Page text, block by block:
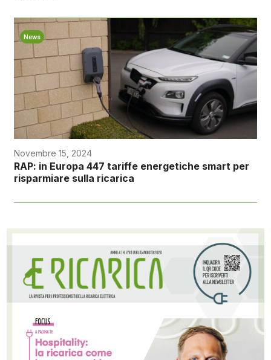
News
Novembre 15, 2024
RAP: in Europa 447 tariffe energetiche smart per
risparmiare sulla ricarica